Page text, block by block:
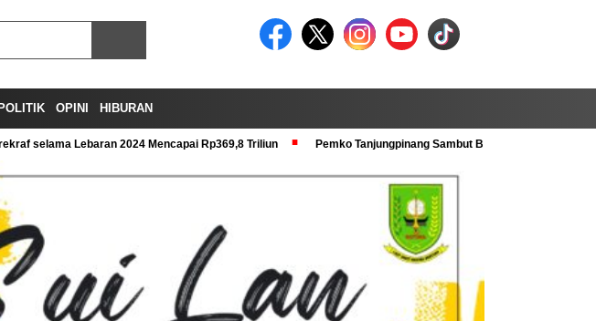
POLITIK OPINI HIBURAN
selama Lebaran 2024 Mencapai Rp369,8 Triliun Pemko Tanjungpinang Sambut Baik Pra Verval KRS